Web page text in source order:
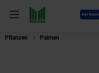
Menü
Payback
Pflanzen Palmen